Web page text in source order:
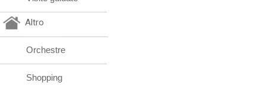
Altro
Orchestre
Shopping